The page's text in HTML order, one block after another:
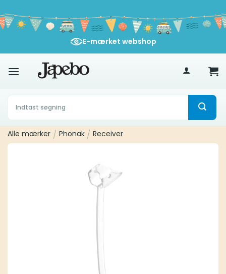
til
indhold
400
E-mærket webshop
Søg
efter:
Alle mærker / Phonak / Receiver